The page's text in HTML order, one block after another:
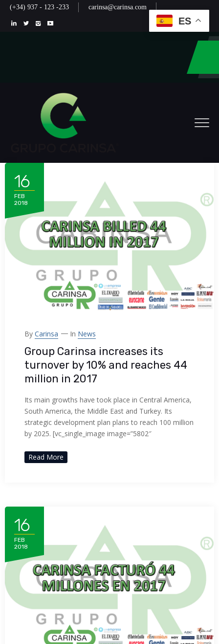
(+34) 937 - 123 -233 carinsa@carinsa.com
16
FEB
2018
By Carinsa In News
Group Carinsa increases its
turnover by 10% and reaches 44
million in 2017
Its main growths have took place in Central America,
South America, the Middle East and Turkey. Its
strategic development plan plans to reach 100 million
by 2025. [vc_single_image image=”5802″
Read More
16
FEB
2018
ES